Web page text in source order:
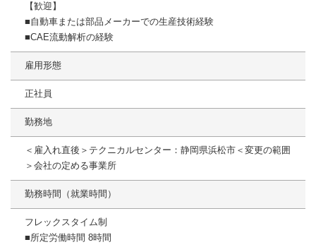
【歓迎】
■自動車または部品メーカーでの生産技術経験
■CAE流動解析の経験
雇用形態
正社員
勤務地
＜雇入れ直後＞テクニカルセンター：静岡県浜松市＜変更の範囲
＞会社の定める事業所
勤務時間（就業時間）
フレックスタイム制
■所定労働時間 8時間